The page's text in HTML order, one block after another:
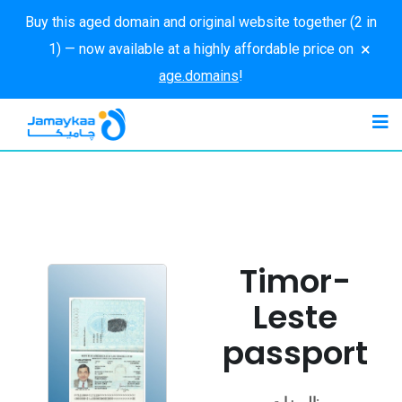
Buy this aged domain and original website together (2 in
1) — now available at a highly affordable price on
age.domains!
×
Timor-
Leste
passport